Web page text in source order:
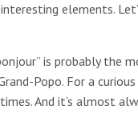
elements.
is probably the
Popo. For a
And it’s almost